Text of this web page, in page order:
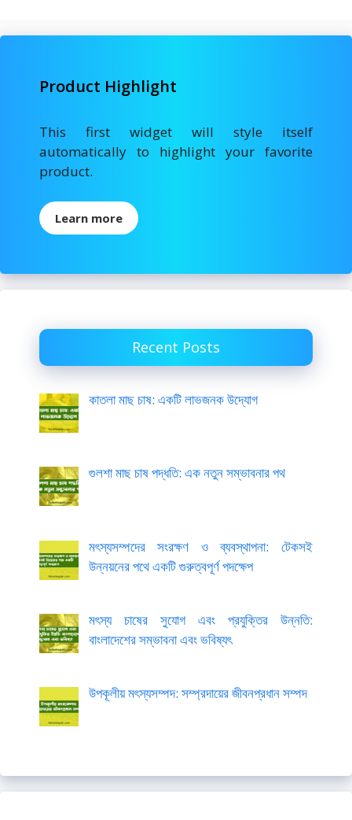
b
o
k
d
n
l e
Product Highlight
This first widget will style itself
automatically to highlight your favorite
product.
Learn more
Recent Posts
কাতলা মাছ চাষ: একটি লাভজনক উদ্যোগ
গুলশা মাছ চাষ পদ্ধতি: এক নতুন সম্ভাবনার পথ
মৎস্যসম্পদের সংরক্ষণ ও ব্যবস্থাপনা: টেকসই
উন্নয়নের পথে একটি গুরুত্বপূর্ণ পদক্ষেপ
মৎস্য চাষের সুযোগ এবং প্রযুক্তির উন্নতি:
বাংলাদেশের সম্ভাবনা এবং ভবিষ্যৎ
উপকূলীয় মৎস্যসম্পদ: সম্প্রদায়ের জীবনপ্রধান সম্পদ